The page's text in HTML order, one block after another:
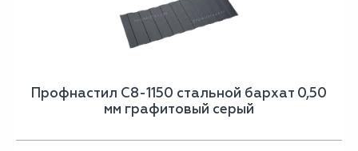
Профнастил С8-1150 стальной бархат 0,50
мм графитовый серый